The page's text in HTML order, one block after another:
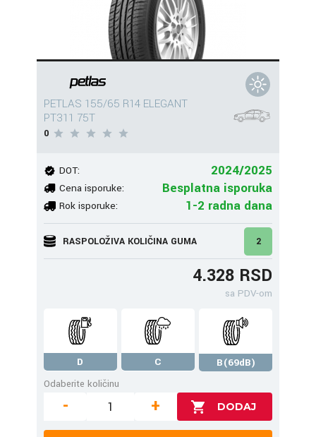
PETLAS 155/65 R14 ELEGANT
PT311 75T
0
DOT: 2024/2025
Cena isporuke: Besplatna isporuka
Rok isporuke: 1-2 radna dana
RASPOLOŽIVA KOLIČINA GUMA 2
4.328 RSD
sa PDV-om
D C
B(69dB)
Odaberite količinu
- +